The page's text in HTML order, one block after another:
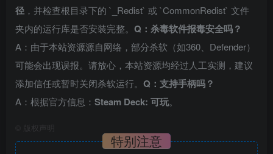
径 ，并检查根目录下的 `_Redist` 或 `CommonRedist` 文件
夹内的运行库是否安装完整。 Q：杀毒软件报毒安全吗？
A：由于本站资源源自网络，部分杀软（如360、Defender）
可能会出现误报。请放心，本站资源均经过人工实测，建议
添加信任或暂时关闭杀软运行。 Q：支持手柄吗？
A：根据官方信息： Steam Deck: 可玩。
版权声明
特别注意